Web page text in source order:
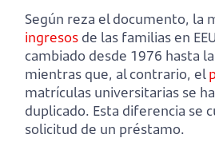
Según reza el documento, la
ingresos de las familias en
cambiado desde 1976 hasta
mientras que, al contrario, el
matrículas universitarias se
duplicado. Esta diferencia se
solicitud de un préstamo.